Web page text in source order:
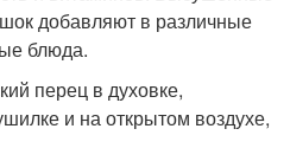
добавляют в различные
блюда.
перец в духовке,
и на открытом воздухе,